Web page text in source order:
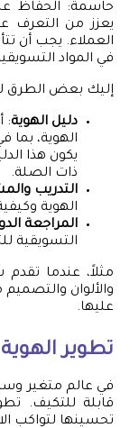
حاسمة: الحفاظ
يعزز من التعرف
العملاء. يجب أن
في المواد
إليك بعض الطرق
دليل الهوية:
الهوية، بما
يكون هذا
ذات الصلة.
التدريب
الهوية
المراجعة
التسويقية
مثلاً، عندما تقدم
والألوان
عليها.
تطوير
في عالم متغير
قابلة للتكيف.
تحسينها لتواكب